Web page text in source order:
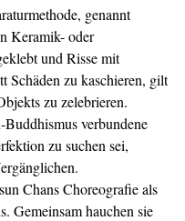
genannt
Keramik- oder
und Risse mit
Schäden zu kaschieren, gilt
zu zelebrieren.
verbundene
zu suchen sei,
Chans Choreografie als
Gemeinsam hauchen sie